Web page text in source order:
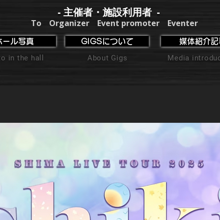
- 主催者・施設利用者 -
To Organizer Event promoter Eventer
ール写真
in the hall
GIGSについて
About Gigs
媒体紹介記
Media